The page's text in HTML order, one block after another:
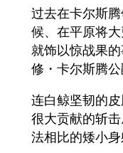
过去在卡尔斯
候、在平原将
就饰以惊战果
修・卡尔斯腾公
连白鲸坚韧的
很大贡献的斩
法相比的矮小身